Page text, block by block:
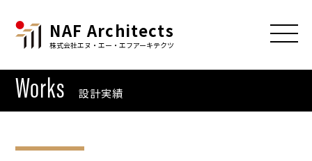
NAF Architects
株式会社エヌ・エー・エフアーキテクツ
Works 設計実績